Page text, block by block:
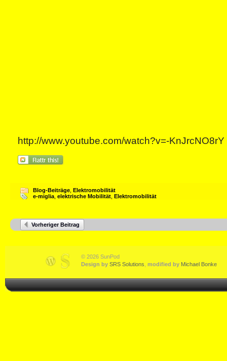
http://www.youtube.com/watch?v=-KnJrcNO8rY
Blog-Beiträge Elektromobilität
e-miglia elektrische Mobilität Elektromobilität
Vorheriger Beitrag
© 2026 SunPod
Design by SRS Solutions modified by Michael Bonke